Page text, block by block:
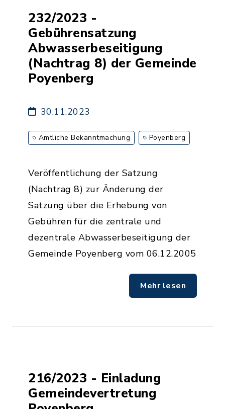
232/2023 -
Gebührensatzung
Abwasserbeseitigung
(Nachtrag 8) der Gemeinde
Poyenberg
30.11.2023
Amtliche Bekanntmachung Poyenberg
Veröffentlichung der Satzung
(Nachtrag 8) zur Änderung der
Satzung über die Erhebung von
Gebühren für die zentrale und
dezentrale Abwasserbeseitigung der
Gemeinde Poyenberg vom 06.12.2005
Mehr lesen
216/2023 - Einladung
Gemeindevertretung